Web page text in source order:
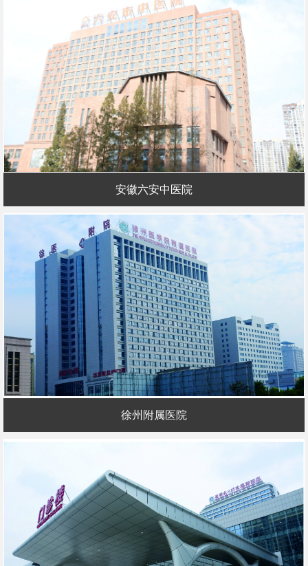
安徽六安中医院
徐州附属医院